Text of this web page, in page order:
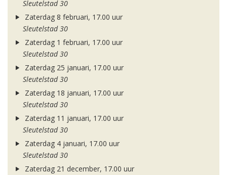
Sleutelstad 30
Zaterdag 8 februari, 17.00 uur
Sleutelstad 30
Zaterdag 1 februari, 17.00 uur
Sleutelstad 30
Zaterdag 25 januari, 17.00 uur
Sleutelstad 30
Zaterdag 18 januari, 17.00 uur
Sleutelstad 30
Zaterdag 11 januari, 17.00 uur
Sleutelstad 30
Zaterdag 4 januari, 17.00 uur
Sleutelstad 30
Zaterdag 21 december, 17.00 uur